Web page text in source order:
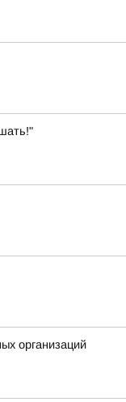
организаций